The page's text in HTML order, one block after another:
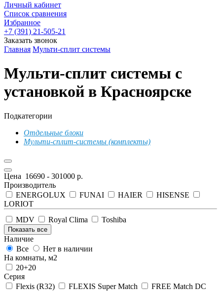
Личный кабинет
Список сравнения
Избранное
+7 (391) 21-505-21
Заказать звонок
Главная Мульти-сплит системы
Мульти-сплит системы с
установкой в Красноярске
Подкатегории
Отдельные блоки
Мульти-сплит-системы (комплекты)
Цена 16690 - 301000 р.
Производитель
ENERGOLUX
FUNAI HAIER
HISENSE
LORIOT
MDV
Royal Clima Toshiba
Показать все
Наличие
Все
Нет в наличии
На комнаты, м2
20+20
Серия
Flexis (R32)
FLEXIS Super Match
FREE Match DC